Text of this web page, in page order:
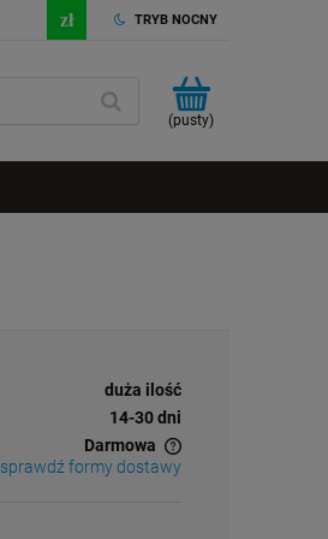
TRYB NOCNY
(pusty)
duża ilość
14-30 dni
Darmowa
sprawdź formy dostawy